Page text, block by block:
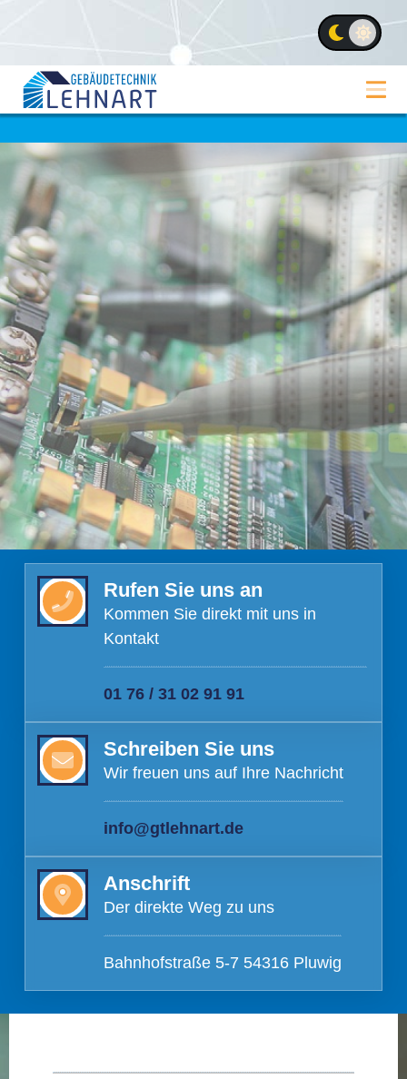
Rufen Sie uns an
Kommen Sie direkt mit uns in
Kontakt
01 76 / 31 02 91 91
Schreiben Sie uns
Wir freuen uns auf Ihre Nachricht
info@gtlehnart.de
Anschrift
Der direkte Weg zu uns
Bahnhofstraße 5-7 54316 Pluwig